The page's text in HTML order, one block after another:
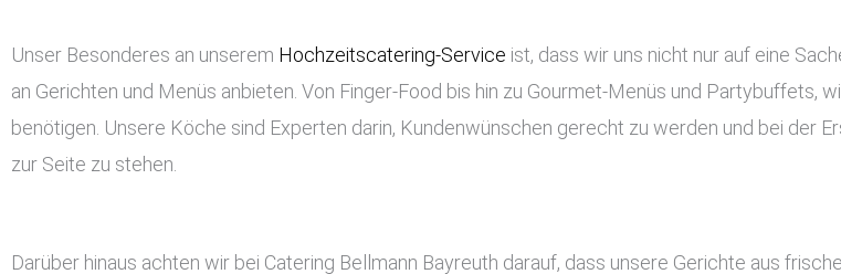
Unser Besonderes an unserem Hochzeitscatering-Service ist, dass wir uns nicht nur auf eine
an Gerichten und Menüs anbieten. Von Finger-Food bis hin zu Gourmet-Menüs und Partybuffets,
benötigen. Unsere Köche sind Experten darin, Kundenwünschen gerecht zu werden und bei der
zur Seite zu stehen.
Darüber hinaus achten wir bei Catering Bellmann Bayreuth darauf, dass unsere Gerichte aus